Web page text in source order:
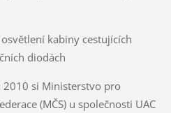
kabiny cestujících
diodách
si Ministerstvo pro
(MČS) u společnosti UAC